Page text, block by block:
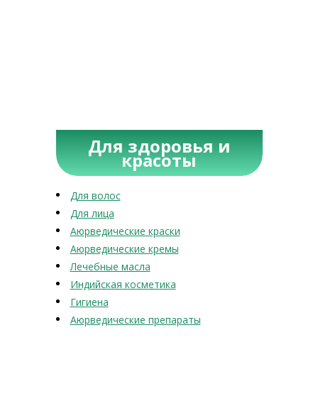
Для здоровья и
красоты
Для волос
Для лица
Аюрведические краски
Аюрведические кремы
Лечебные масла
Индийская косметика
Гигиена
Аюрведические препараты